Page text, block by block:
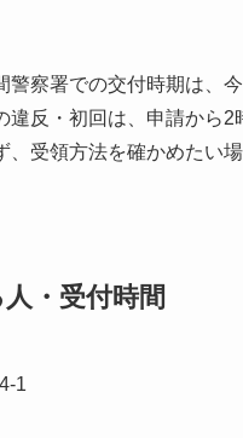
察署での交付時期は、
違反・初回は、申請から
受領方法を確かめたい
・受付時間
1